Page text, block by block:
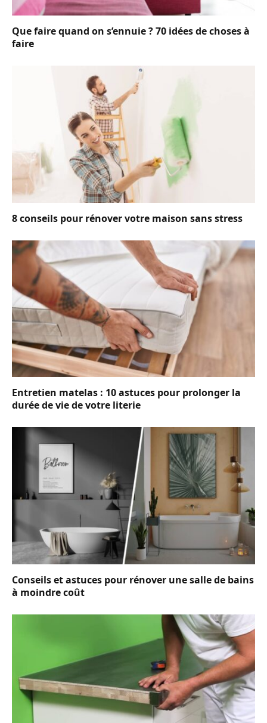
Que faire quand on s’ennuie ? 70 idées de choses à
faire
8 conseils pour rénover votre maison sans stress
Entretien matelas : 10 astuces pour prolonger la
durée de vie de votre literie
Conseils et astuces pour rénover une salle de bains
à moindre coût